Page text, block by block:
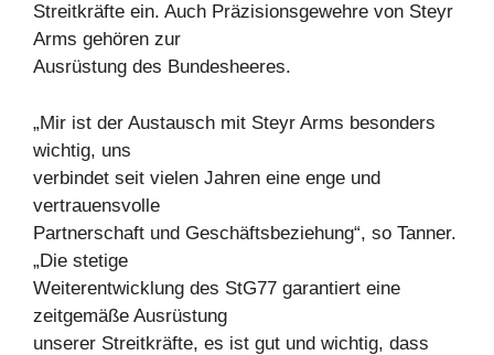
Streitkräfte ein. Auch Präzisionsgewehre von Steyr
Arms gehören zur
Ausrüstung des Bundesheeres.
„Mir ist der Austausch mit Steyr Arms besonders
wichtig, uns
verbindet seit vielen Jahren eine enge und
vertrauensvolle
Partnerschaft und Geschäftsbeziehung“, so Tanner.
„Die stetige
Weiterentwicklung des StG77 garantiert eine
zeitgemäße Ausrüstung
unserer Streitkräfte, es ist gut und wichtig, dass